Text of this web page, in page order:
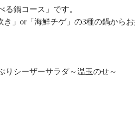
鍋コース」です。
」or「海鮮チゲ」の3種の鍋から
りシーザーサラダ～温玉のせ～